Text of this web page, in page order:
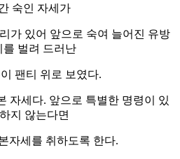
숙인 자세가
가 있어 앞으로 숙여 늘어진 유방
를 벌려 드러난
팬티 위로 보였다.
자세다. 앞으로 특별한 명령이 있
지 않는다면
자세를 취하도록 한다.